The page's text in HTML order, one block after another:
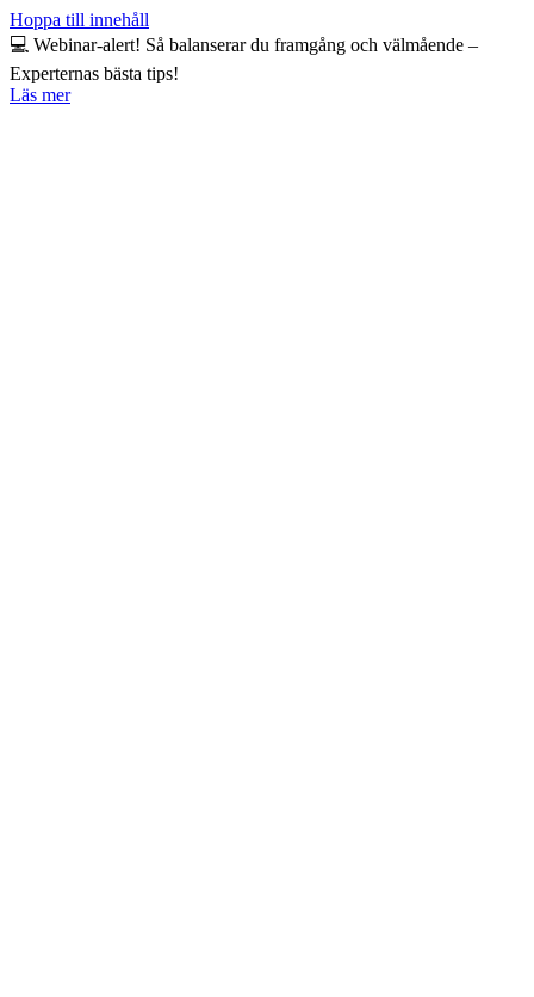
Hoppa till innehåll
💻 Webinar-alert! Så balanserar du framgång och välmående –
Experternas bästa tips!
Läs mer